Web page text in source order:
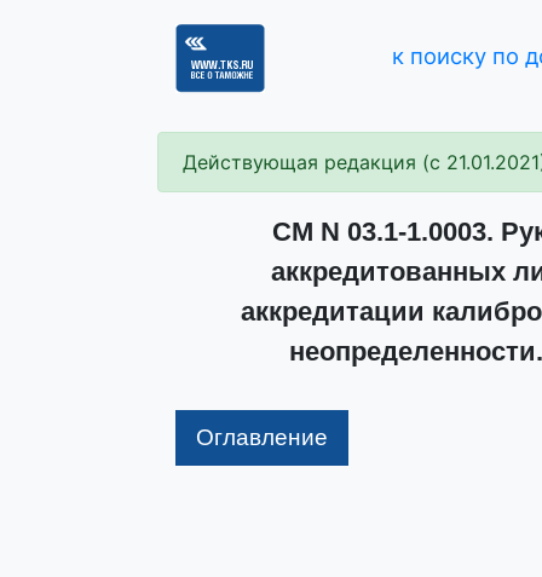
к поиску по
Действующая редакция (с
СМ N 03.1-1.0003.
аккредитованных
аккредитации
Оглавление